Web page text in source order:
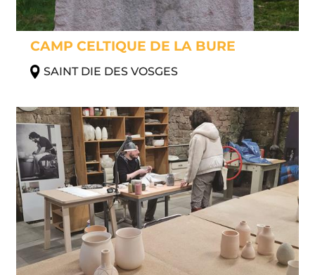
CAMP CELTIQUE DE LA BURE
SAINT DIE DES VOSGES